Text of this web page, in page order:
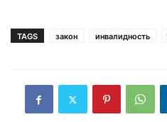
TAGS закон инвалидность